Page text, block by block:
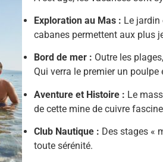
Exploration au Mas : Le jardin
cabanes permettent aux plus
Bord de mer : Outre les
Qui verra le premier un poulpe
Aventure et Histoire : Le
de cette mine de cuivre
Club Nautique : Des stages «
toute sérénité.